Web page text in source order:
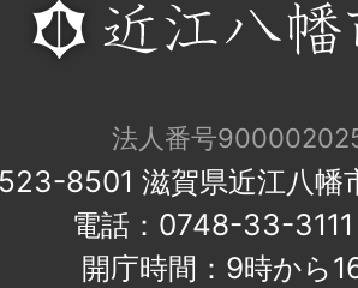
法人番号
8501 滋賀県近江八幡
電話：0748-33-
開庁時間：9時から